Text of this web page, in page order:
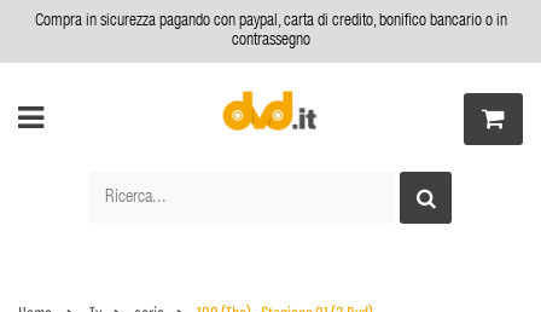
Compra in sicurezza pagando con paypal, carta di credito, bonifico bancario o in
contrassegno